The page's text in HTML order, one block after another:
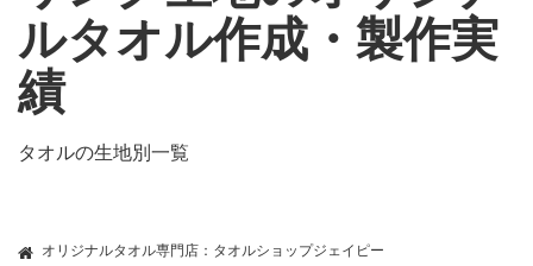
ルタオル作成・製作実
績
タオルの生地別一覧
オリジナルタオル専門店：タオルショップジェイピー